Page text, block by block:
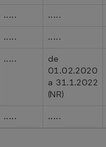
.....
.....
.....
.....
.....
de
01.02.2020
a 31.1.2022
(NR)
..... .....